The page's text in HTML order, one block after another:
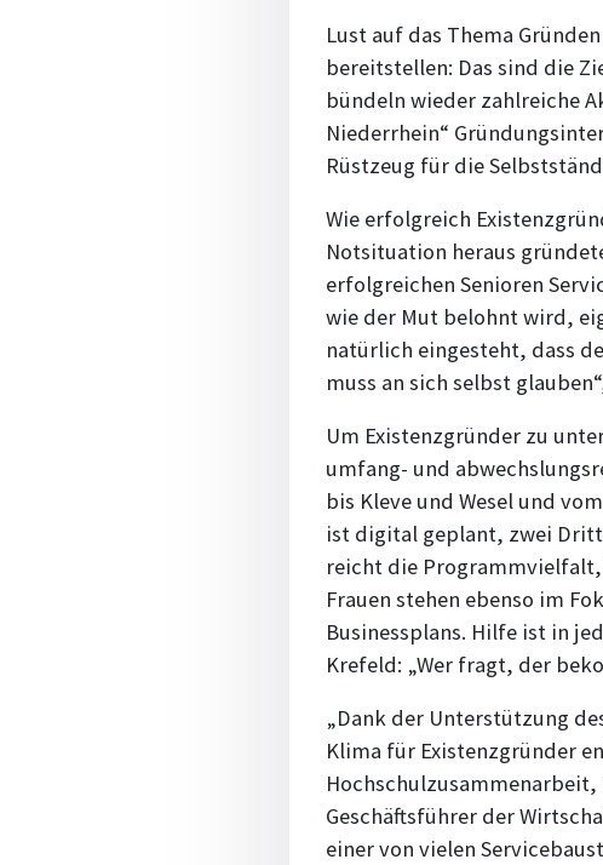
Lust auf das Thema
bereitstellen: Das sind die
bündeln wieder zahlreiche
Niederrhein“
Rüstzeug für die
Wie erfolgreich
Notsituation heraus
erfolgreichen Senioren
wie der Mut belohnt wird,
natürlich eingesteht, dass
muss an sich selbst
Um Existenzgründer zu
umfang- und
bis Kleve und Wesel und
ist digital geplant, zwei
reicht die Programmvielfalt,
Frauen stehen ebenso im
Businessplans. Hilfe ist in
Krefeld: „Wer fragt, der
„Dank der Unterstützung
Klima für Existenzgründer
Hochschulzusammenarbeit,
Geschäftsführer der
einer von vielen